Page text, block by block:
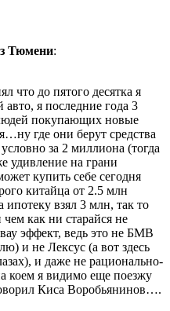
Тюмени:
что до пятого десятка я
я последние года 3
покупающих новые
где они берут средства
за 2 миллиона (тогда
удивление на грани
купить себе сегодня
китайца от 2.5 млн
ипотеку взял 3 млн, так то
как ни старайся не
эффект, ведь это не БМВ
и не Лексус (а вот здесь
и даже не рационально-
коем я видимо еще поезжу
Киса Воробьянинов….